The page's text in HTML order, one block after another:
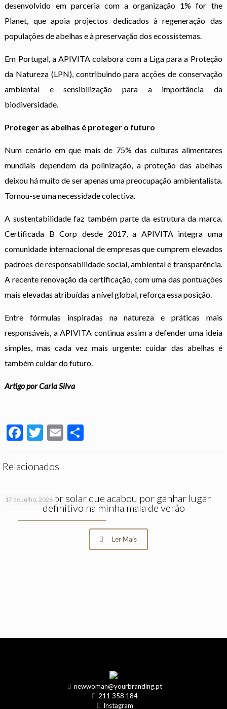
desenvolvido em parceria com a organização 1% for the
Planet, que apoia projectos dedicados à regeneração das
populações de abelhas e à preservação dos ecossistemas.
Em Portugal, a APIVITA colabora com a Liga para a Proteção
da Natureza (LPN), contribuindo para acções de conservação
ambiental e sensibilização para a importância da
biodiversidade.
Proteger as abelhas é proteger o futuro
Num cenário em que mais de 75% das culturas alimentares
mundiais dependem da polinização, a proteção das abelhas
deixou há muito de ser apenas uma preocupação ambientalista.
Tornou-se uma necessidade colectiva.
A sustentabilidade faz também parte da estrutura da marca.
Certificada B Corp desde 2017, a APIVITA integra uma
comunidade internacional de empresas que cumprem elevados
padrões de responsabilidade social, ambiental e transparência.
A recente renovação da certificação, com uma das pontuações
mais elevadas atribuídas a nível global, reforça essa posição.
Entre fórmulas inspiradas na natureza e práticas mais
responsáveis, a APIVITA continua assim a defender uma ideia
simples, mas cada vez mais urgente: cuidar das abelhas é
também cuidar do futuro.
Artigo por Carla Silva
Facebook
Twitter
Email
Relacionados
17 de Julho, 2026
O protetor solar que acabou por ganhar lugar
definitivo na minha mala de verão
Ler Mais
newwoman@yourbranding.pt
211 358 184
Instagram